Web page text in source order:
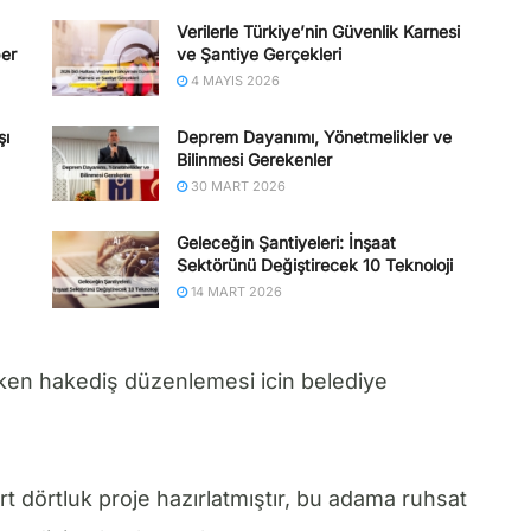
Verilerle Türkiye’nin Güvenlik Karnesi
ve Şantiye Gerçekleri
4 MAYIS 2026
Deprem Dayanımı, Yönetmelikler ve
Bilinmesi Gerekenler
30 MART 2026
Geleceğin Şantiyeleri: İnşaat
Sektörünü Değiştirecek 10 Teknoloji
14 MART 2026
hakediş düzenlemesi icin belediye
proje hazırlatmıştır, bu adama ruhsat